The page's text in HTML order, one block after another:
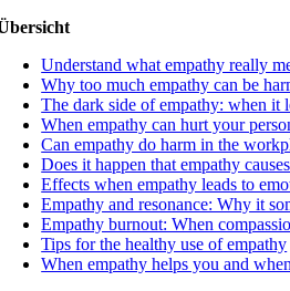
Understand what empathy really
Why too much empathy can be
The dark side of empathy: when it
When empathy can hurt your
Can empathy do harm in the
Does it happen that empathy
Effects when empathy leads to
Empathy and resonance: Why it
Empathy burnout: When
Tips for the healthy use of empathy
When empathy helps you and